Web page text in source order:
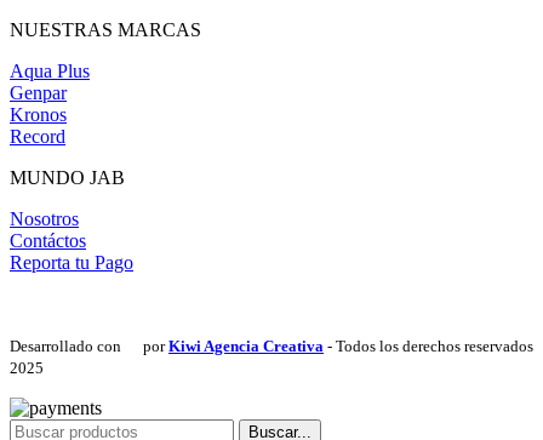
NUESTRAS MARCAS
Aqua Plus
Genpar
Kronos
Record
MUNDO JAB
Nosotros
Contáctos
Reporta tu Pago
Desarrollado con porKiwi Agencia Creativa - Todos los derechos reservados
2025
Buscar...